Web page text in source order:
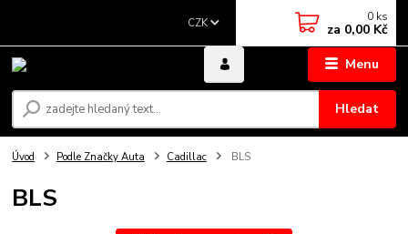
Menu
CZK
Hledat
0 ks
za 0,00 Kč
Úvod Podle Značky Auta Cadillac BLS
BLS